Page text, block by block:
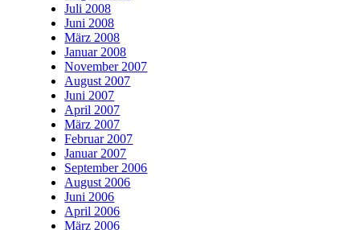
Juli 2008
Juni 2008
März 2008
Januar 2008
November 2007
August 2007
Juni 2007
April 2007
März 2007
Februar 2007
Januar 2007
September 2006
August 2006
Juni 2006
April 2006
März 2006